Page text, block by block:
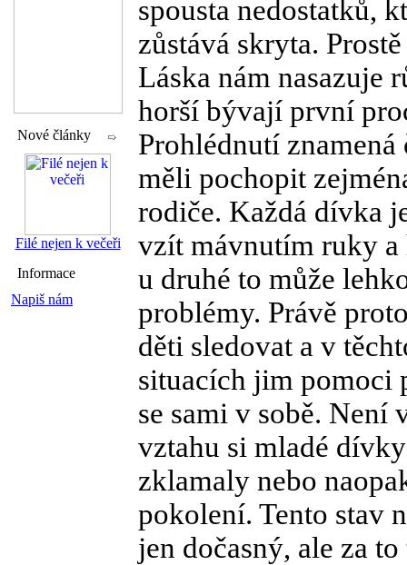
Nové články
Filé nejen k večeři
Informace
Napiš nám
spousta nedostatků,
zůstává skryta.
Láska nám nasazuje
horší bývají první
Prohlédnutí
měli pochopit
rodiče. Každá dívka
vzít mávnutím ruky
u druhé to může
problémy. Právě
děti sledovat a v
situacích jim pomoci
se sami v sobě. Není
vztahu si mladé
zklamaly nebo
pokolení. Tento stav
jen dočasný, ale za